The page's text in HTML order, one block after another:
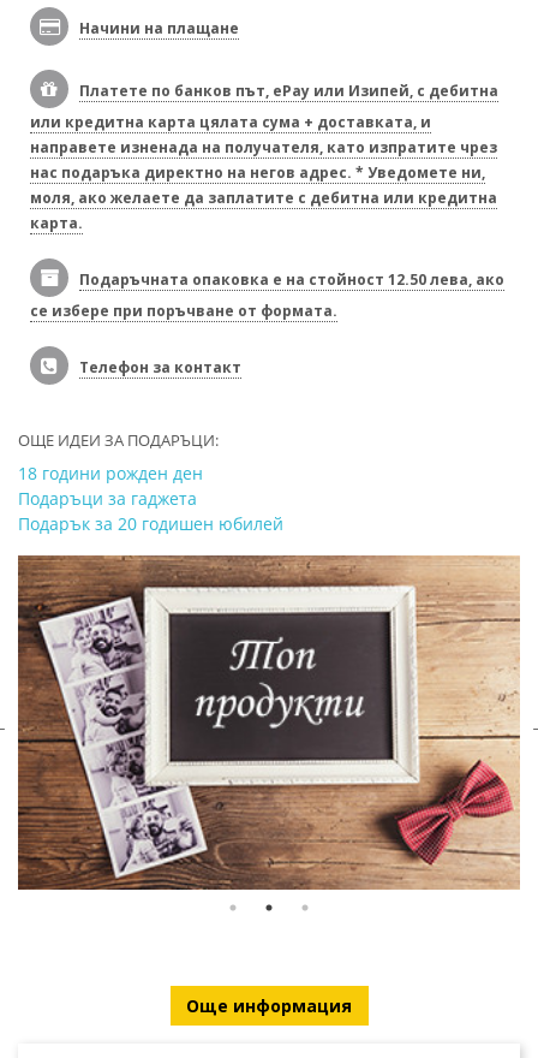
Начини на плащане
Платете по банков път, ePay или Изипей, с дебитна
или кредитна карта цялата сума + доставката, и
направете изненада на получателя, като изпратите чрез
нас подаръка директно на негов адрес. * Уведомете ни,
моля, ако желаете да заплатите с дебитна или кредитна
карта.
Подаръчната опаковка е на стойност 12.50 лева, ако
се избере при поръчване от формата.
Телефон за контакт
ОЩЕ ИДЕИ ЗА ПОДАРЪЦИ:
18 години рожден ден
Подаръци за гаджета
Подарък за 20 годишен юбилей
Още информация